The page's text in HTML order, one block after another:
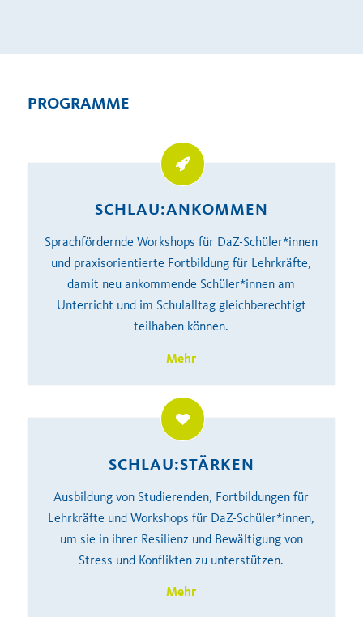
PROGRAMME
SCHLAU:ANKOMMEN
Sprachfördernde Workshops für DaZ-Schüler*innen
und praxisorientierte Fortbildung für Lehrkräfte,
damit neu ankommende Schüler*innen am
Unterricht und im Schulalltag gleichberechtigt
teilhaben können.
Mehr
SCHLAU:STÄRKEN
Ausbildung von Studierenden, Fortbildungen für
Lehrkräfte und Workshops für DaZ-Schüler*innen,
um sie in ihrer Resilienz und Bewältigung von
Stress und Konflikten zu unterstützen.
Mehr